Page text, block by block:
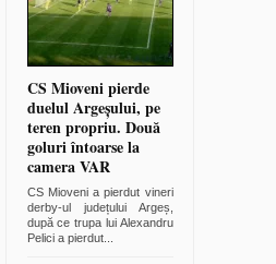
CS Mioveni pierde
duelul Argeșului, pe
teren propriu. Două
goluri întoarse la
camera VAR
CS Mioveni a pierdut vineri
derby-ul județului Argeș,
după ce trupa lui Alexandru
Pelici a pierdut...